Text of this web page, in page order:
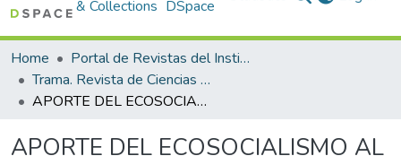
& Collections DSpace
Home
Portal de Revistas del Instituto Tecnológico de Costa Rica
Trama. Revista de Ciencias Sociales y Humanidades
APORTE DEL ECOSOCIALISMO AL ANÁLISIS DE LOS CONFLICTOS SOCIOAMBIENTALES: UNA APROXIMACIÓN AL CASO DE COMUNIDADES MAPUCHE EN CHILE
APORTE DEL ECOSOCIALISMO AL